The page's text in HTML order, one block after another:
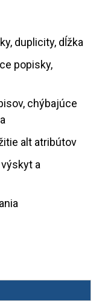
duplicity, dĺžka
popisky,
chýbajúce
alt atribútov
a